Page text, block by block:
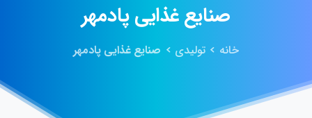
صنایعغذاییپادمهر
خانه تولیدی صنایع غذایی پادمهر